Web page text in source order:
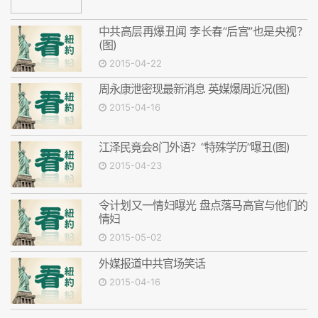
中共高层再爆丑闻 李长春“后宫”也是央视？
(图)
2015-04-22
周永康泄密现最新消息 英媒爆周近况(图)
2015-04-16
江泽民竟会8门外语？“特殊学历”曝丑(图)
2015-04-23
令计划又一情妇曝光 盘点落马高官与他们的
情妇
2015-05-02
外媒报道中共官场笑话
2015-04-16